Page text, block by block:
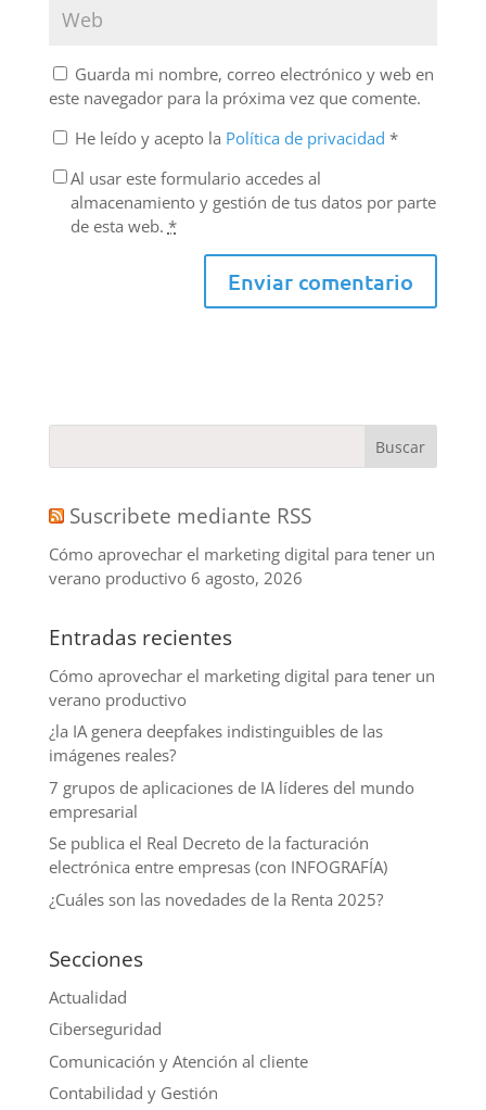
Guarda mi nombre, correo electrónico y web en
este navegador para la próxima vez que comente.
He leído y acepto la Política de privacidad *
Al usar este formulario accedes al
almacenamiento y gestión de tus datos por parte
de esta web. *
Suscribete mediante RSS
Cómo aprovechar el marketing digital para tener un
verano productivo 6 agosto, 2026
Entradas recientes
Cómo aprovechar el marketing digital para tener un
verano productivo
¿la IA genera deepfakes indistinguibles de las
imágenes reales?
7 grupos de aplicaciones de IA líderes del mundo
empresarial
Se publica el Real Decreto de la facturación
electrónica entre empresas (con INFOGRAFÍA)
¿Cuáles son las novedades de la Renta 2025?
Secciones
Actualidad
Ciberseguridad
Comunicación y Atención al cliente
Contabilidad y Gestión